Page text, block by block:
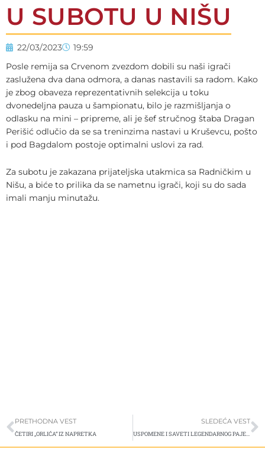
U SUBOTU U NIŠU
22/03/2023
19:59
Posle remija sa Crvenom zvezdom dobili su naši igrači
zaslužena dva dana odmora, a danas nastavili sa radom. Kako
je zbog obaveza reprezentativnih selekcija u toku
dvonedeljna pauza u šampionatu, bilo je razmišljanja o
odlasku na mini – pripreme, ali je šef stručnog štaba Dragan
Perišić odlučio da se sa treninzima nastavi u Kruševcu, pošto
i pod Bagdalom postoje optimalni uslovi za rad.
Za subotu je zakazana prijateljska utakmica sa Radničkim u
Nišu, a biće to prilika da se nametnu igrači, koji su do sada
imali manju minutažu.
Prev
PRETHODNA VEST
ČETIRI „ORLIĆA“ IZ NAPRETKA
SLEDEĆA VEST
USPOMENE I SAVETI LEGENDARNOG PAJE JEVTIĆA